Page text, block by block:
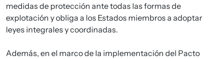
medidas de protección ante todas las formas de
explotación y obliga a los Estados miembros a adoptar
leyes integrales y coordinadas.
Además, en el marco de la implementación del Pacto